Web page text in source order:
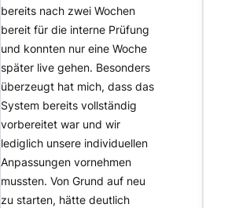
bereits nach zwei Wochen
bereit für die interne Prüfung
und konnten nur eine Woche
später live gehen. Besonders
überzeugt hat mich, dass das
System bereits vollständig
vorbereitet war und wir
lediglich unsere individuellen
Anpassungen vornehmen
mussten. Von Grund auf neu
zu starten, hätte deutlich